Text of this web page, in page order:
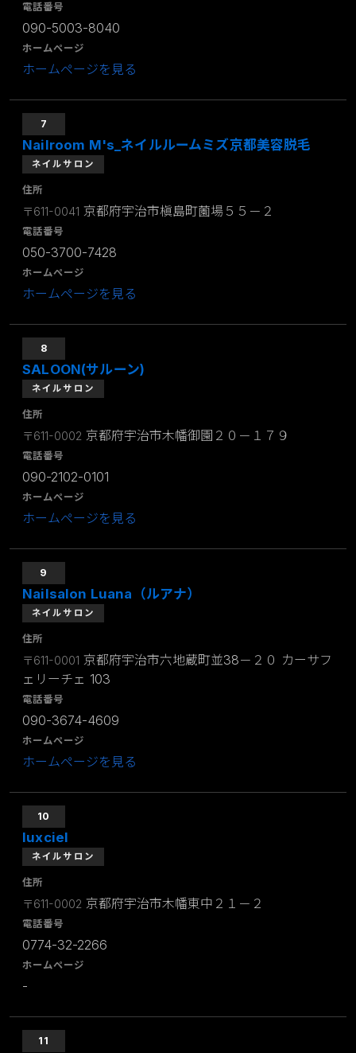
電話番号
090-5003-8040
ホームページ
ホームページを見る
7
Nailroom M's_ネイルルームミズ京都美容脱毛
ネイルサロン
住所
〒611-0041 京都府宇治市槇島町薗場５５－２
電話番号
050-3700-7428
ホームページ
ホームページを見る
8
SALOON(サルーン)
ネイルサロン
住所
〒611-0002 京都府宇治市木幡御園２０－１７９
電話番号
090-2102-0101
ホームページ
ホームページを見る
9
Nailsalon Luana（ルアナ）
ネイルサロン
住所
〒611-0001 京都府宇治市六地蔵町並38－２０ カーサフ
ェリーチェ 103
電話番号
090-3674-4609
ホームページ
ホームページを見る
10
luxciel
ネイルサロン
住所
〒611-0002 京都府宇治市木幡東中２１－２
電話番号
0774-32-2266
ホームページ
-
11